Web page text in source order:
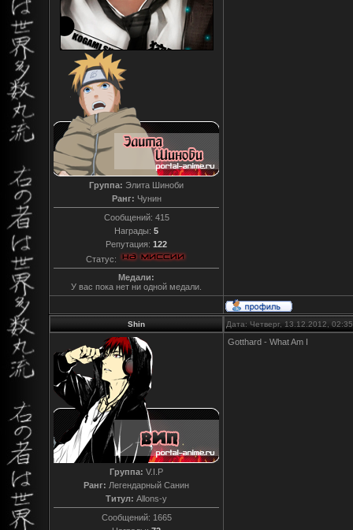
Группа: Элита Шиноби
Ранг: Чунин
Сообщений: 415
Награды: 5
Репутация: 122
Статус:
Медали:
У вас пока нет ни одной медали.
Shin Дата: Четверг, 13.12.2012,
Группа: V.I.P
Ранг: Легендарный Санин
Титул: Allons-y
Сообщений: 1665
Gotthard - What Am I